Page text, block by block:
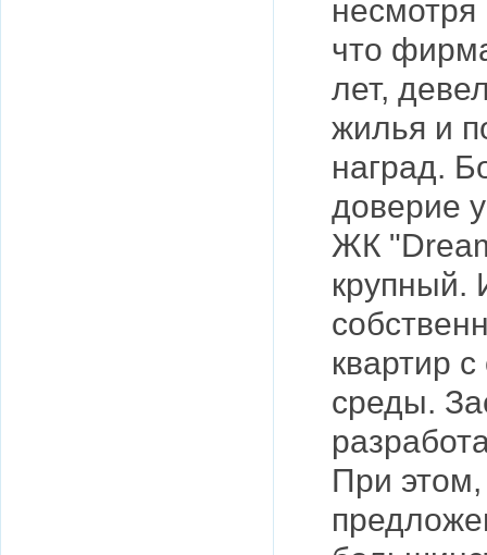
несмотря
что
лет,
жилья и
наград.
доверие
ЖК
крупный.
квартир
среды.
При этом,